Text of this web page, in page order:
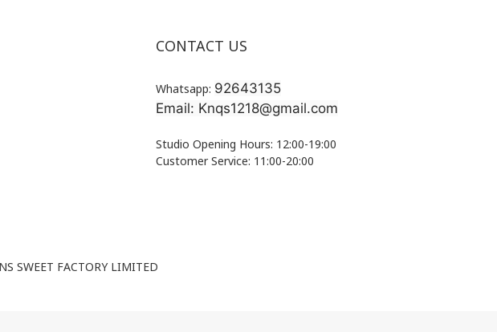
CONTACT US
Whatsapp: 92643135
Email: Knqs1218@gmail.com
Studio Opening Hours: 12:00-19:00
Customer Service: 11:00-20:00
SWEET FACTORY LIMITED